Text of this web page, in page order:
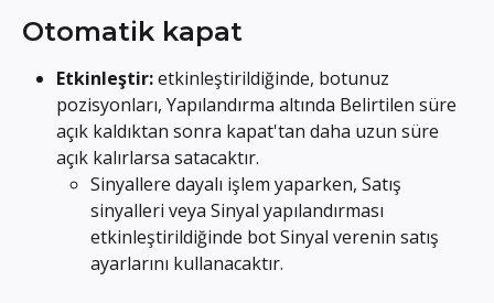
Otomatik kapat
Etkinleştir: etkinleştirildiğinde, botunuz
pozisyonları, Yapılandırma altında Belirtilen süre
açık kaldıktan sonra kapat'tan daha uzun süre
açık kalırlarsa satacaktır.
Sinyallere dayalı işlem yaparken, Satış
sinyalleri veya Sinyal yapılandırması
etkinleştirildiğinde bot Sinyal verenin satış
ayarlarını kullanacaktır.